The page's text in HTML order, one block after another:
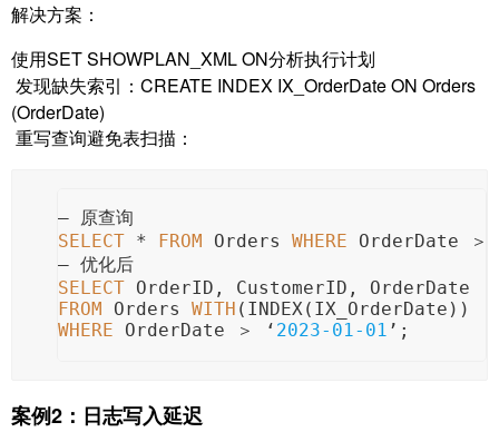
解决方案：
使用SET SHOWPLAN_XML ON分析执行计划
发现缺失索引：CREATE INDEX IX_OrderDate ON Orders
(OrderDate)
重写查询避免表扫描：
— 原查询
SELECT * FROM Orders WHERE OrderDate ＞
— 优化后
SELECT OrderID, CustomerID, OrderDate
FROM
Orders WITH (INDEX(IX_OrderDate))
WHERE OrderDate ＞ ‘ 2023-01-01 ’;
案例2：日志写入延迟